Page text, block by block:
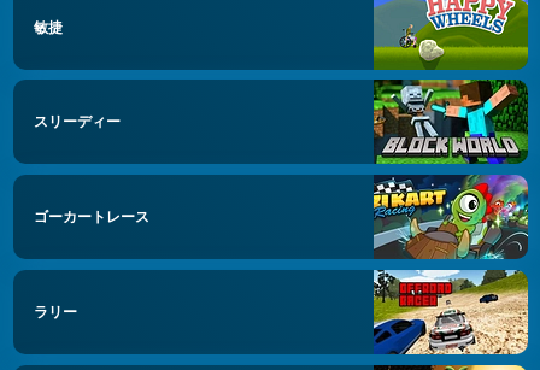
敏捷
スリーディー
ゴーカートレース
ラリー